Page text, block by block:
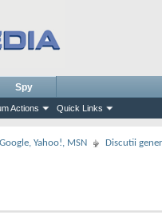
Actions Quick Links
Spy
Yahoo!, MSN Discutii